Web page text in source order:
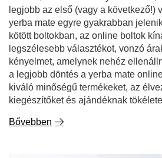
kényelmet, amelynek nehéz
a legjobb döntés a yerba mate
kiváló minőségű termékeket, az
kiegészítőket és ajándéknak
Bővebben